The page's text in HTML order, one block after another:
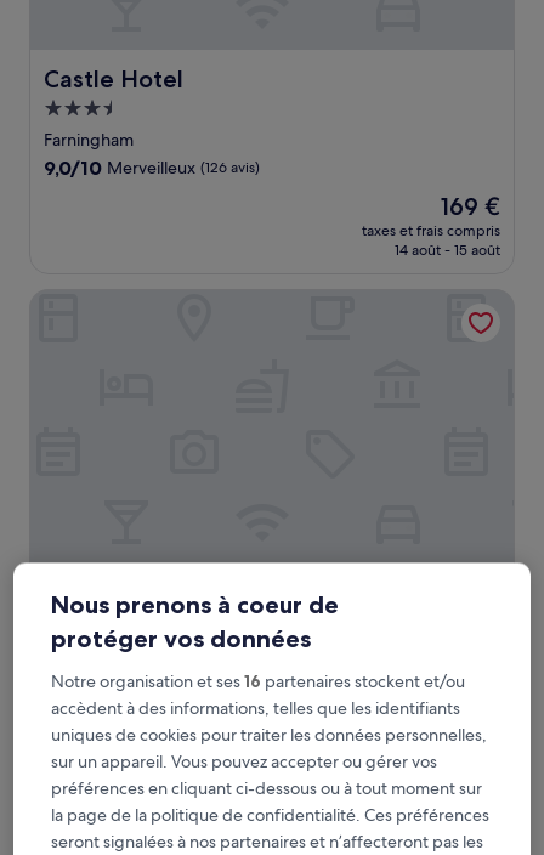
Castle Hotel
Castle Hotel
Hébergement
3.5 étoiles
Farningham
9.0
9,0/10 Merveilleux (126 avis)
Le
nouveau
prix
de
169 €
169 €
taxes et frais compris
14 août - 15 août
Locke London Canary Wharf
Hébergement
4.0 étoiles
Canary Wharf
9.2
10,
Merveilleux,
(178 avis)
9,2/10 Merveilleux (178 avis)
Le
nouveau
est
de
105 €
105 €
taxes et frais compris
24 août - 25 août
Point A London Canary Wharf
Nous prenons à coeur de
protéger vos données
Notre organisation et ses16 partenaires stockent et/ou
accèdent à des informations, telles que les identifiants
uniques de cookies pour traiter les données personnelles,
sur un appareil. Vous pouvez accepter ou gérer vos
préférences en cliquant ci-dessous ou à tout moment sur
la page de la politique de confidentialité. Ces préférences
seront signalées à nos partenaires et n’affecteront pas les